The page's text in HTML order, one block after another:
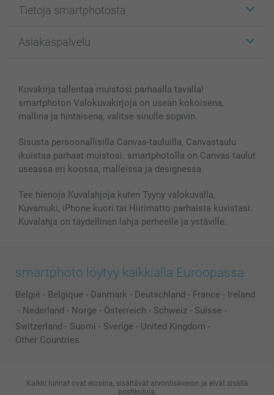
Kuvakortit
Kuvakirjat
Kännykkä & Tabletti
MyNameBook
Valokuvakehykset & Lisätarvikkeet
Lahjakortti
Kaikki kuvatuotteet
Tietoja smartphotosta
Affiliate ohjelma
Sivukartta
Ehdot/takuut
Asiakaspalvelu
smartbonus
Hinnat & maksutavat
Kuvakirja tallentaa muistosi parhaalla tavalla!
smartphoton Valokuvakirjoja on usean kokoisena,
mallina ja hintaisena, valitse sinulle sopivin.
Sisusta persoonallisilla Canvas-tauluilla, Canvastaulu
ikuistaa parhaat muistosi. smartphotolla on Canvas taulut
useassa eri koossa, malleissa ja designessa.
Tee hienoja Kuvalahjoja kuten Tyyny valokuvalla,
Kuvamuki, iPhone kuori tai Hiirimatto parhaista kuvistasi.
Kuvalahja on täydellinen lahja perheelle ja ystäville.
smartphoto löytyy kaikkialla Euroopassa
België - Belgique - Danmark - Deutschland - France - Ireland
- Nederland - Norge - Österreich - Schweiz - Suisse -
Switzerland - Suomi - Sverige - United Kingdom -
Other Countries
Kaikki hinnat ovat euroina, sisältävät arvonlisäveron ja eivät sisällä
postikuluja.